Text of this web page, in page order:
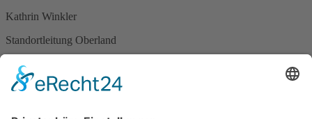
Kathrin Winkler
Standortleitung Oberland
Ihr Arbeitsplatz
82538 Geretsried